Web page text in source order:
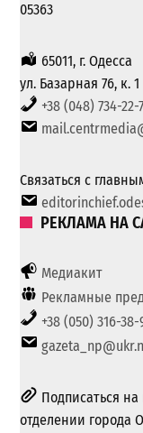
05363
65011, г. Одесса
ул. Базарная 76, к. 1
+38 (048) 734-22-
Связаться с
РЕКЛАМА НА
Медиакит
Рекламные
+38 (050) 316-38-
Подписаться
отделении города